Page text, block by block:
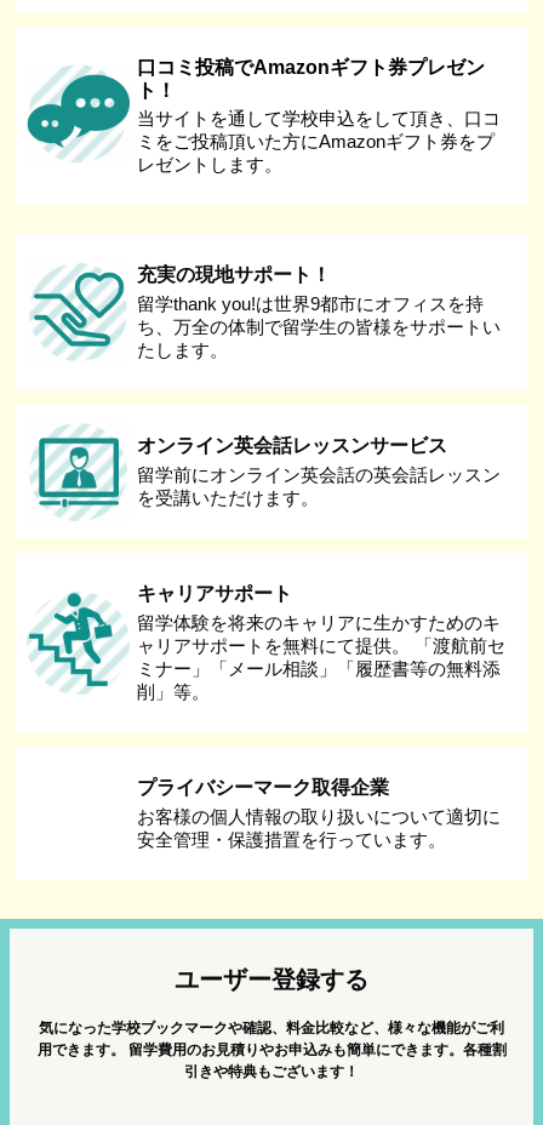
口コミ投稿でAmazonギフト券プレゼン
ト！
当サイトを通して学校申込をして頂き、口コ
ミをご投稿頂いた方にAmazonギフト券をプ
レゼントします。
充実の現地サポート！
留学thank you!は世界9都市にオフィスを持
ち、万全の体制で留学生の皆様をサポートい
たします。
オンライン英会話レッスンサービス
留学前にオンライン英会話の英会話レッスン
を受講いただけます。
キャリアサポート
留学体験を将来のキャリアに生かすためのキ
ャリアサポートを無料にて提供。 「渡航前セ
ミナー」「メール相談」「履歴書等の無料添
削」等。
プライバシーマーク取得企業
お客様の個人情報の取り扱いについて適切に
安全管理・保護措置を行っています。
ユーザー登録する
気になった学校ブックマークや確認、料金比較など、様々な機能がご利
用できます。
留学費用のお見積りやお申込みも簡単にできます。各種割
引きや特典もございます！